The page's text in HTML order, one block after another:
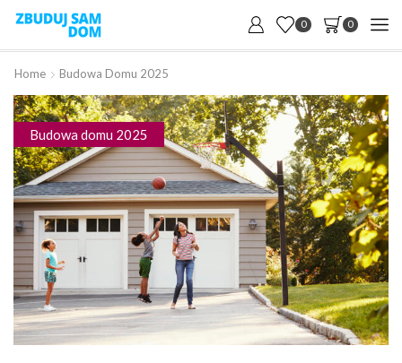
0 0
Home Budowa Domu 2025
Budowa domu 2025